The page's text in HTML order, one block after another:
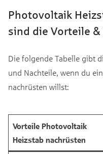
Photovoltaik
sind die Vorteile &
Die folgende Tabelle gibt
und Nachteile, wenn du
nachrüsten willst:
Vorteile Photovoltaik
Heizstab nachrüsten